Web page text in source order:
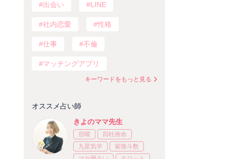
出会い LINE
社内恋愛 性格
仕事 不倫
マッチングアプリ
キーワードをもっと見る
オススメ占い師
きよのママ先生
宿曜
四柱推命
九星気学
紫微斗数